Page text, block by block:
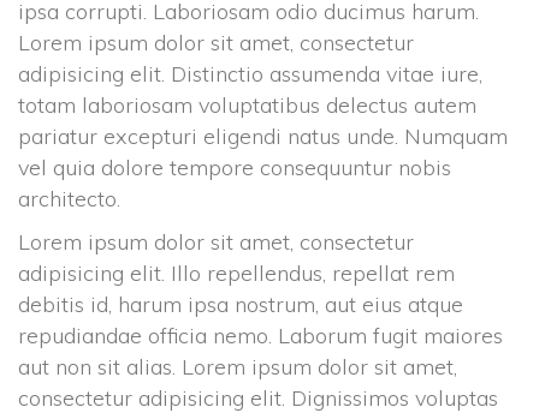
ipsa corrupti. Laboriosam odio ducimus harum.
Lorem ipsum dolor sit amet, consectetur
adipisicing elit. Distinctio assumenda vitae iure,
totam laboriosam voluptatibus delectus autem
pariatur excepturi eligendi natus unde. Numquam
vel quia dolore tempore consequuntur nobis
architecto.
Lorem ipsum dolor sit amet, consectetur
adipisicing elit. Illo repellendus, repellat rem
debitis id, harum ipsa nostrum, aut eius atque
repudiandae officia nemo. Laborum fugit maiores
aut non sit alias. Lorem ipsum dolor sit amet,
consectetur adipisicing elit. Dignissimos voluptas